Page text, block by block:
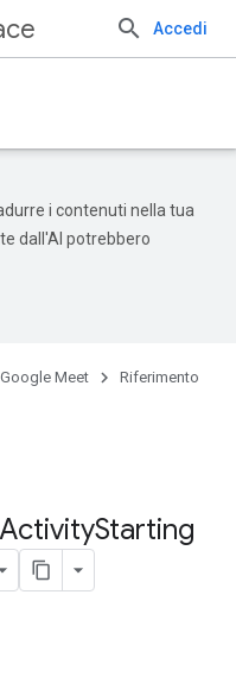
Accedi
i contenuti nella tua
dall'AI potrebbero
Google Meet Riferimento
Starting